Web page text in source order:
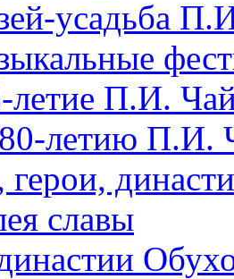
усадьба
летие П.И.
летию П.И.
славы